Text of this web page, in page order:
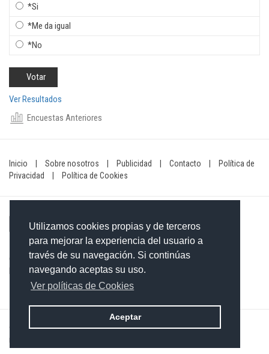
Utilizamos cookies propias y de terceros
para mejorar la experiencia del usuario a
través de su navegación. Si continúas
navegando aceptas su uso.
Ver políticas de Cookies
Aceptar
*Si
*Me da igual
*No
Ver Resultados
Encuestas Anteriores
Inicio Sobre nosotros Publicidad Contacto
Política de
Privacidad
Política de Cookies
Contacto: 849-754-4472
Email:redaccionxtra@gmail.com/ redaccionextra@gmail.com
©2026 Grupo Informativo Dominicano S.R.L. Todos los derechos
reservados. Desarrollado por